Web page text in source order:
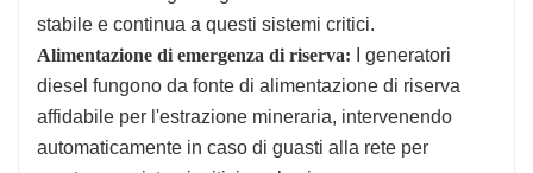
stabile e continua a questi sistemi critici.
Alimentazione di emergenza di riserva: I generatori
diesel fungono da fonte di alimentazione di riserva
affidabile per l'estrazione mineraria, intervenendo
automaticamente in caso di guasti alla rete per